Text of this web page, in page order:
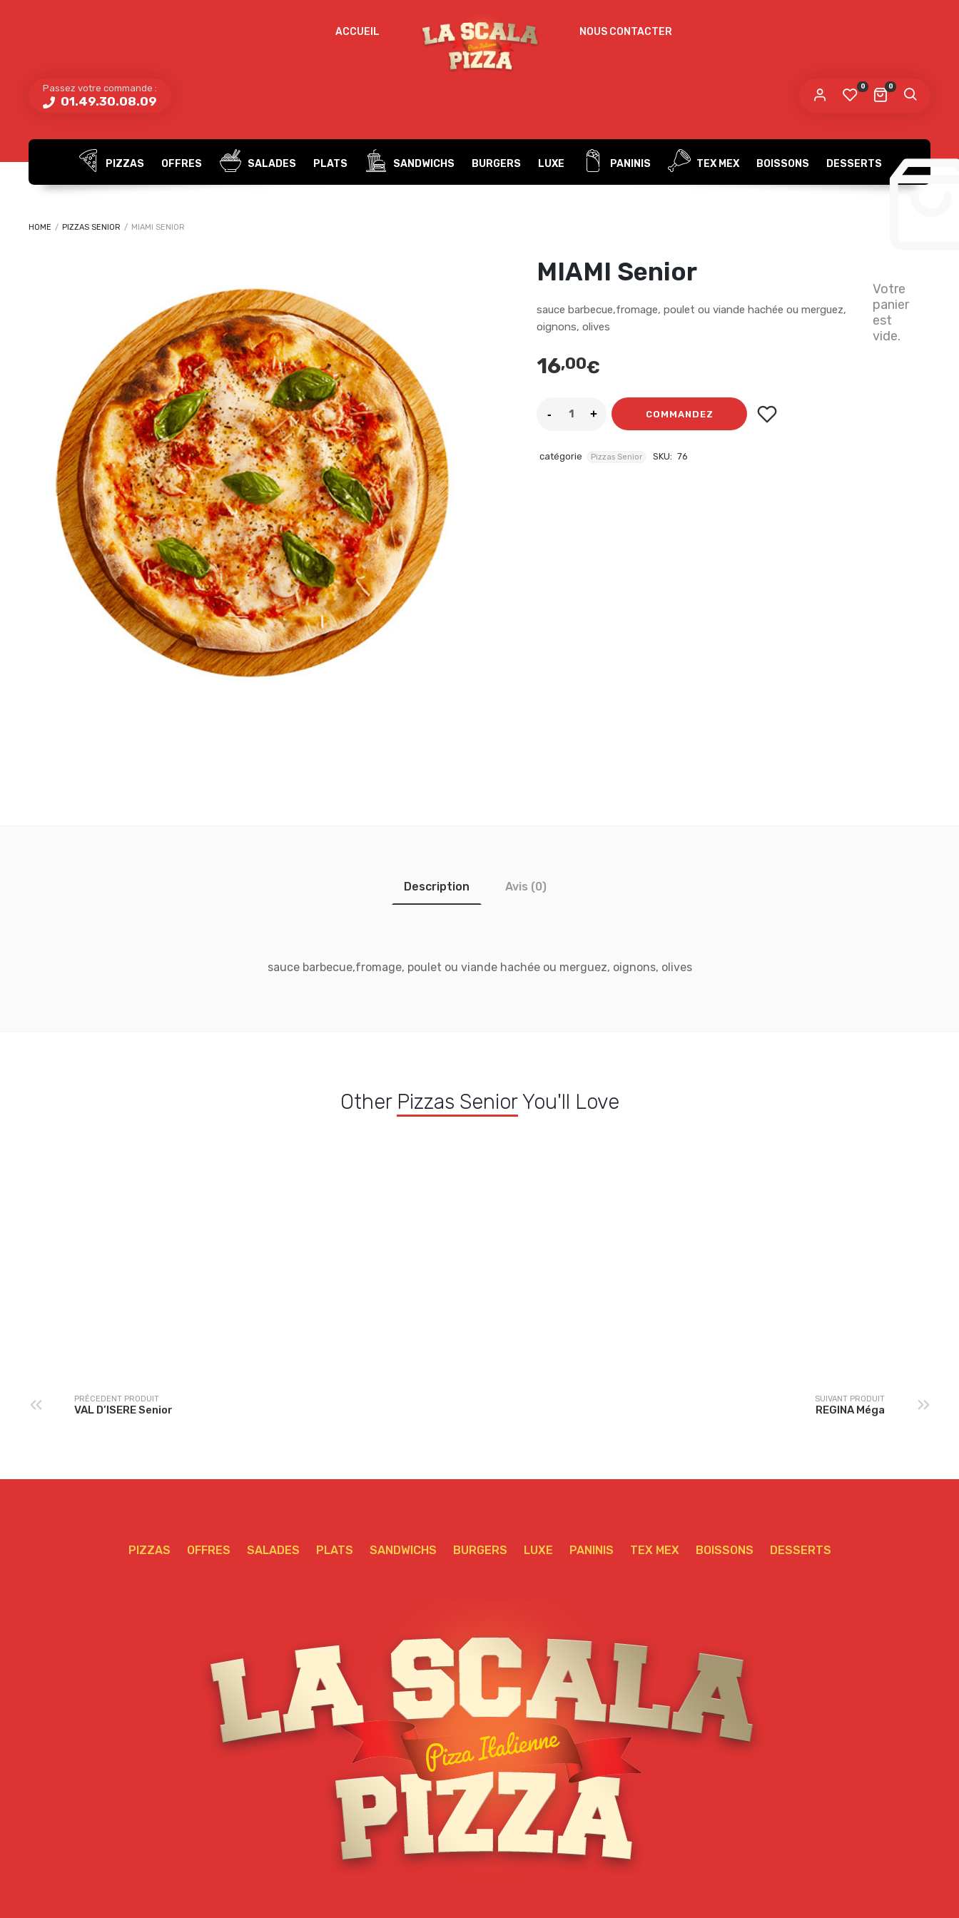
NOUS CONTACTER
ACCUEIL
Passez votre commande :
01.49.30.08.09
0
Votre
panier
est
vide.
0
Un mot de passe sera envoyé vers votre adresse
PIZZAS OFFRES SALADES PLATS SANDWICHS BURGERS LUXE PANINIS TEX MEX BOISSONS DESSERTS
HOME / PIZZAS SENIOR / MIAMI SENIOR
MIAMI Senior
sauce barbecue,fromage, poulet ou viande hachée ou merguez,
oignons, olives
16,00€
COMMANDEZ
catégorie Pizzas Senior SKU: 76
Description Avis (0)
sauce barbecue,fromage, poulet ou viande hachée ou merguez, oignons, olives
Other Pizzas SeniorYou'll Love
PRÉCEDENT PRODUIT
VAL D’ISERE Senior
SUIVANT PRODUIT
REGINA Méga
PIZZAS OFFRES SALADES PLATS SANDWICHS BURGERS LUXE PANINIS TEX MEX BOISSONS DESSERTS